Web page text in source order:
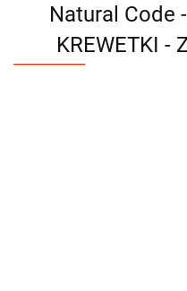
Natural Code
KREWETKI -